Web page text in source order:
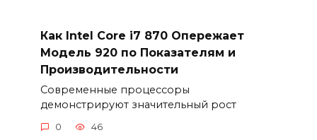
Как Intel Core i7 870 Опережает
Модель 920 по Показателям и
Производительности
Современные процессоры
демонстрируют значительный рост
0 46